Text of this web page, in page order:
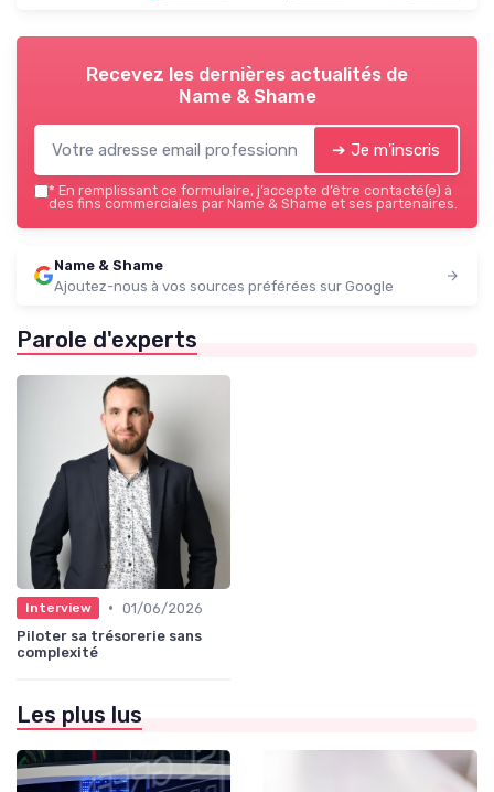
Recevez les dernières actualités de
Name & Shame
➔ Je m'inscris
* En remplissant ce formulaire, j’accepte d’être contacté(e) à
des fins commerciales par Name & Shame et ses partenaires.
Name & Shame
Ajoutez-nous à vos sources préférées sur Google
Parole d'experts
Interview • 01/06/2026
Piloter sa trésorerie sans
complexité
Les plus lus